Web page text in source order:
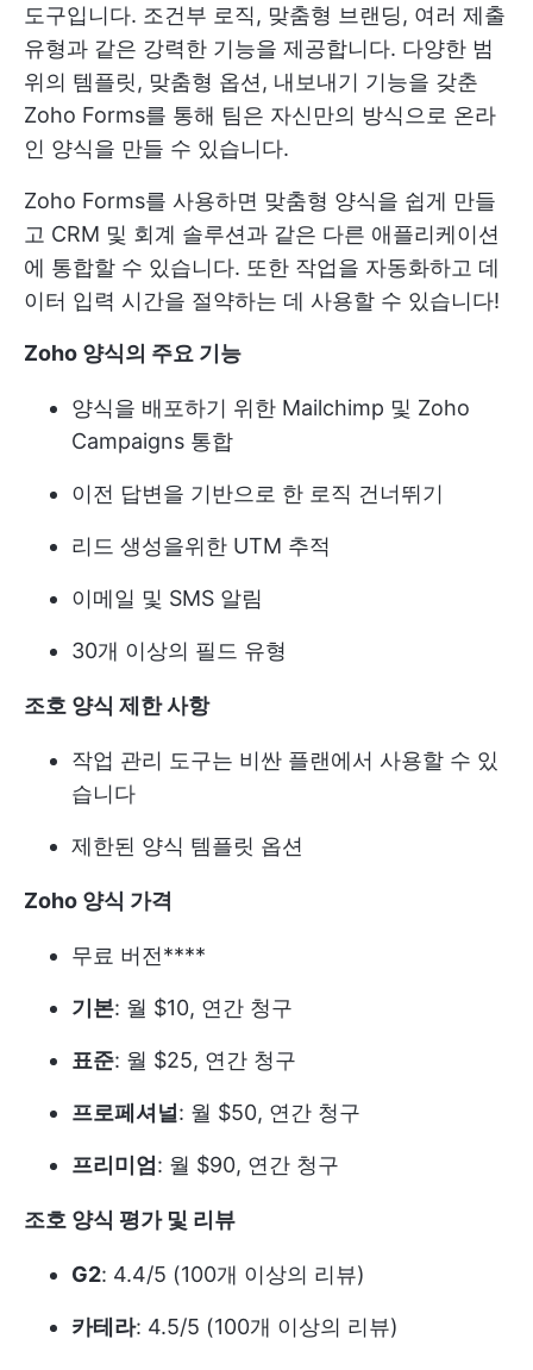
도구입니다. 조건부 로직, 맞춤형 브랜딩, 여러 제출
유형과 같은 강력한 기능을 제공합니다. 다양한 범
위의 템플릿, 맞춤형 옵션, 내보내기 기능을 갖춘
Zoho Forms를 통해 팀은 자신만의 방식으로 온라
인 양식을 만들 수 있습니다.
Zoho Forms를 사용하면 맞춤형 양식을 쉽게 만들
고 CRM 및 회계 솔루션과 같은 다른 애플리케이션
에 통합할 수 있습니다. 또한 작업을 자동화하고 데
이터 입력 시간을 절약하는 데 사용할 수 있습니다!
Zoho 양식의 주요 기능
양식을 배포하기 위한 Mailchimp 및 Zoho
Campaigns 통합
이전 답변을 기반으로 한 로직 건너뛰기
리드 생성을위한 UTM 추적
이메일 및 SMS 알림
30개 이상의 필드 유형
조호 양식 제한 사항
작업 관리 도구는 비싼 플랜에서 사용할 수 있
습니다
제한된 양식 템플릿 옵션
Zoho 양식 가격
무료 버전****
기본: 월 $10, 연간 청구
표준: 월 $25, 연간 청구
프로페셔널: 월 $50, 연간 청구
프리미엄: 월 $90, 연간 청구
조호 양식 평가 및 리뷰
G2: 4.4/5 (100개 이상의 리뷰)
카테라: 4.5/5 (100개 이상의 리뷰)